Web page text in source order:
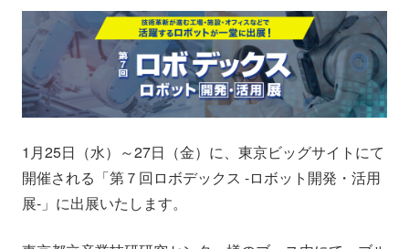
会社情報 ニュース
採用情報 資料ダウンロード
1月25日（水）～27日（金）に、東京ビッグサイトにて
開催される「第７回ロボデックス -ロボット開発・活用
展-」に出展いたします。